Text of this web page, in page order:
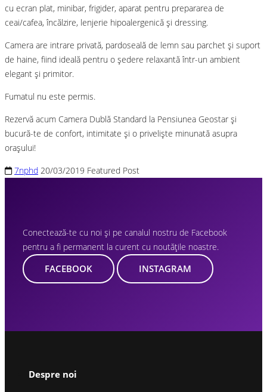
cu ecran plat, minibar, frigider, aparat pentru prepararea de
ceai/cafea, încălzire, lenjerie hipoalergenică și dressing.
Camera are intrare privată, pardoseală de lemn sau parchet și suport
de haine, fiind ideală pentru o ședere relaxantă într-un ambient
elegant și primitor.
Fumatul nu este permis.
Rezervă acum Camera Dublă Standard la Pensiunea Geostar și
bucură-te de confort, intimitate și o priveliște minunată asupra
orașului!
7nphd 20/03/2019 Featured Post
Conectează-te cu noi și pe canalul nostru de Facebook
pentru a fi permanent la curent cu noutățile noastre.
FACEBOOK INSTAGRAM
Despre noi